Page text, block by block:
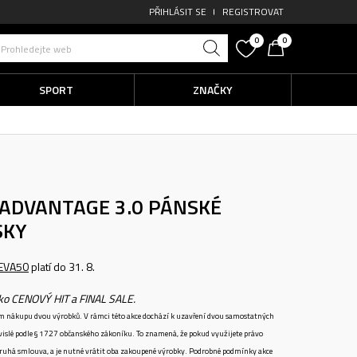
PŘIHLÁSIT SE REGISTROVAT
Prohledejte web
0 0
SPORT ZNAČKY
3.0 PÁNSKÉ
platí do 31. 8.
HIT a FINAL SALE.
nákupu dvou výrobků. V rámci této akce dochází k uzavření dvou samostatných
podle § 1727 občanského zákoníku. To znamená, že pokud využijete právo
smlouva, a je nutné vrátit oba zakoupené výrobky. Podrobné podmínky akce